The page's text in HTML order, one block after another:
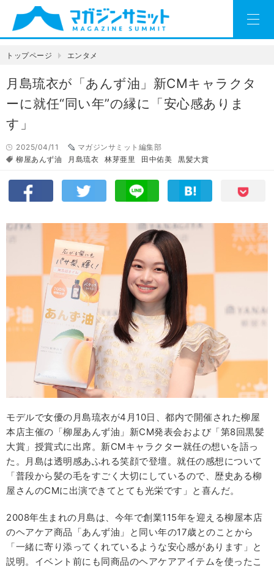
トップページ エンタメ
月島琉衣が「あんず油」新CMキャラクタ
ーに就任“同い年”の縁に「安心感ありま
す」
2025/04/11
マガジンサミット編集部
柳屋あんず油
月島琉衣 林芽亜里 田中佑美 黒髪大賞
モデルで女優の月島琉衣が4月10日、都内で開催された柳屋
本店主催の「柳屋あんず油」新CM発表会および「第8回黒髪
大賞」授賞式に出席。新CMキャラクター就任の想いを語っ
た。月島は透明感あふれる笑顔で登壇。就任の感想について
「普段から髪の毛をすごく大切にしているので、歴史ある柳
屋さんのCMに出演できてとても光栄です」と喜んだ。
2008年生まれの月島は、今年で創業115年を迎える柳屋本店
のヘアケア商品「あんず油」と同い年の17歳とのことから
「一緒に寄り添ってくれているような安心感があります」と
説明。イベント前にも同商品のヘアケアアイテムを使ったこ